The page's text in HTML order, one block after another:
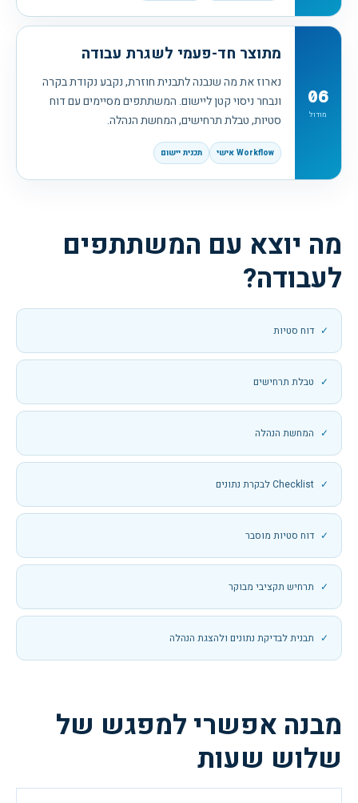
06
מודול
מתוצר חד-פעמי לשגרת עבודה
נארוז את מה שנבנה לתבנית חוזרת, נקבע נקודת בקרה
ונבחר ניסוי קטן ליישום. המשתתפים מסיימים עם דוח
סטיות, טבלת תרחישים, המחשת הנהלה.
Workflow אישי תכנית יישום
מה יוצא עם המשתתפים
לעבודה?
דוח סטיות
טבלת תרחישים
המחשת הנהלה
Checklist לבקרת נתונים
דוח סטיות מוסבר
תרחיש תקציבי מבוקר
תבנית לבדיקת נתונים ולהצגת הנהלה
מבנה אפשרי למפגש של
שלוש שעות